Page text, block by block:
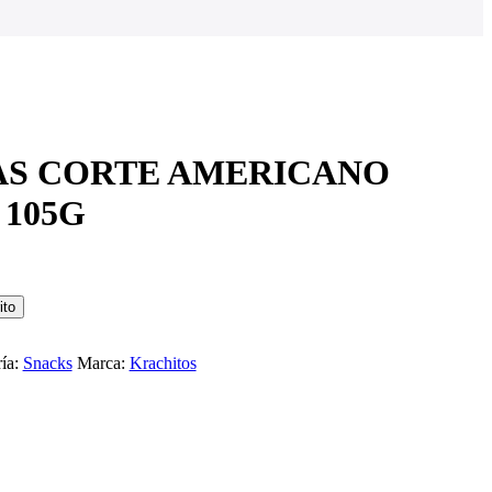
CORTE AMERICANO
Snacks Marca: Krachitos
85G